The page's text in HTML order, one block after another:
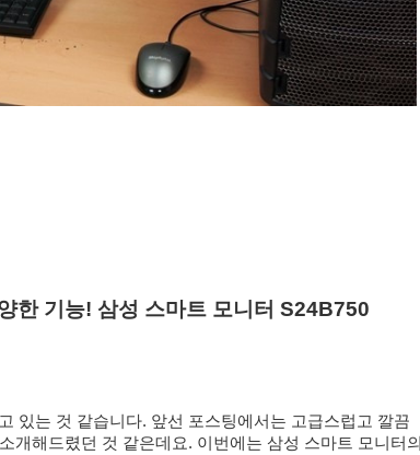
한 기능! 삼성 스마트 모니터 S24B750
있는 것 같습니다. 앞선 포스팅에서는 고급스럽고 깔끔
개해드렸던 것 같은데요. 이번에는 삼성 스마트 모니터의